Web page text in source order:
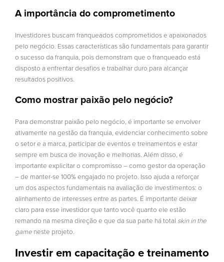
A importância do comprometimento
Investidores buscam franqueados comprometidos e apaixonados
pelo negócio. Essas características são fundamentais para garantir
o sucesso da franquia, pois demonstram que o franqueado está
disposto a enfrentar desafios e trabalhar duro para alcançar
resultados positivos.
Como mostrar paixão pelo negócio?
Para demonstrar paixão pelo negócio, é importante se envolver
ativamente na gestão da franquia, evidenciar conhecimento sobre
o setor e a marca, participar de eventos e treinamentos e estar
sempre em busca de inovação e melhorias. Além disso, é
importante explicitar o compromisso – como gestor da operação
– de manter-se 100% engajado no projeto. Isso ajuda a reforçar
um dos aspectos fundamentais na avaliação de investimentos: o
alinhamento de interesses entre as partes. É importante deixar
claro para esse investidor que tanto você quanto ele estão
remando na mesma direção e que da sua parte há total skin in the
game neste projeto.
Investir em capacitação e treinamento